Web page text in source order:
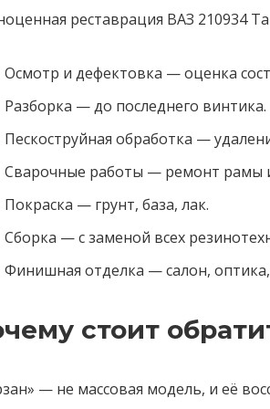
реставрация ВАЗ 210934
Осмотр и дефектовка — оценка
Разборка — до последнего винтика.
Пескоструйная обработка —
Сварочные работы — ремонт рамы
Покраска — грунт, база, лак.
Сборка — с заменой всех
Финишная отделка — салон, оптика,
стоит
— не массовая модель, и её